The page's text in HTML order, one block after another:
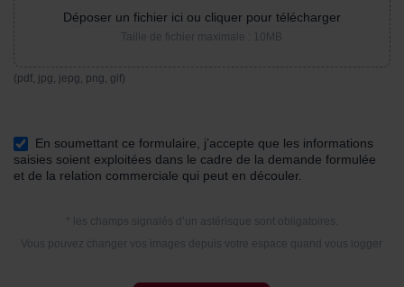
Déposer un fichier ici ou cliquer pour télécharger
Taille de fichier maximale : 10MB
(pdf, jpg, jepg, png, gif)
En soumettant ce formulaire, j’accepte que les informations
saisies soient exploitées dans le cadre de la demande formulée
et de la relation commerciale qui peut en découler.
* les champs signalés d’un astérisque sont obligatoires.
Vous pouvez changer vos images depuis votre espace quand vous logger